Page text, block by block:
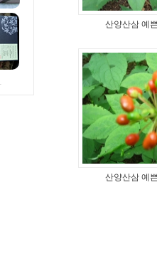
산양산삼 예
산양산삼 예